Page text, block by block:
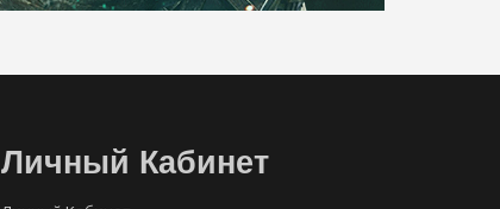
Личный Кабинет